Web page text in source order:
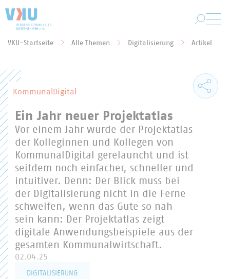
VKU-Startseite Alle Themen Digitalisierung Artikel
KommunalDigital
Ein Jahr neuer Projektatlas
Vor einem Jahr wurde der Projektatlas
der Kolleginnen und Kollegen von
KommunalDigital gerelauncht und ist
seitdem noch einfacher, schneller und
intuitiver. Denn: Der Blick muss bei
der Digitalisierung nicht in die Ferne
schweifen, wenn das Gute so nah
sein kann: Der Projektatlas zeigt
digitale Anwendungsbeispiele aus der
gesamten Kommunalwirtschaft.
02.04.25
DIGITALISIERUNG